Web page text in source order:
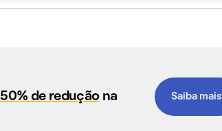
50% de reduçãona
Saiba mais